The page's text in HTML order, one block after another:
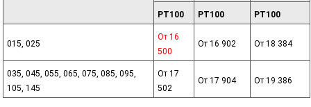
РТ100 РТ100 РТ100
015, 025
От 16
500
От 16 902 От 18 384
035, 045, 055, 065, 075, 085, 095,
105, 145
От 17
502
От 17 904 От 19 386